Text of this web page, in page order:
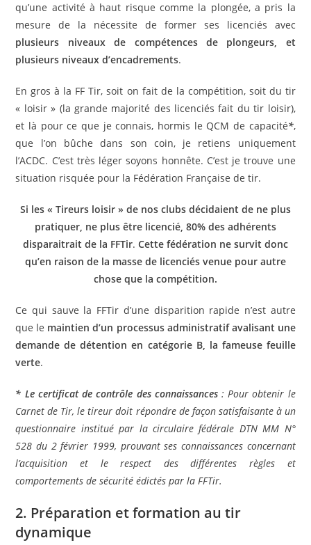
qu’une activité à haut risque comme la plongée, a pris la
mesure de la nécessite de former ses licenciés avec
plusieurs niveaux de compétences de plongeurs, et
plusieurs niveaux d’encadrements.
En gros à la FF Tir, soit on fait de la compétition, soit du tir
« loisir » (la grande majorité des licenciés fait du tir loisir),
et là pour ce que je connais, hormis le QCM de capacité*,
que l’on bûche dans son coin, je retiens uniquement
l’ACDC. C’est très léger soyons honnête. C’est je trouve une
situation risquée pour la Fédération Française de tir.
Si les « Tireurs loisir » de nos clubs décidaient de ne plus
pratiquer, ne plus être licencié, 80% des adhérents
disparaitrait de la FFTir. Cette fédération ne survit donc
qu’en raison de la masse de licenciés venue pour autre
chose que la compétition.
Ce qui sauve la FFTir d’une disparition rapide n’est autre
que le maintien d’un processus administratif avalisant une
demande de détention en catégorie B, la fameuse feuille
verte.
* Le certificat de contrôle des connaissances: Pour obtenir le
Carnet de Tir, le tireur doit répondre de façon satisfaisante à un
questionnaire institué par la circulaire fédérale DTN MM N°
528 du 2 février 1999, prouvant ses connaissances concernant
l’acquisition et le respect des différentes règles et
comportements de sécurité édictés par la FFTir.
2. Préparation et formation au tir
dynamique